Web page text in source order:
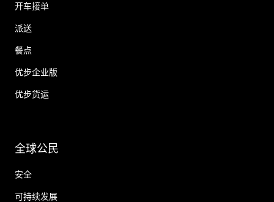
开车接单
派送
餐点
优步企业版
优步货运
全球公民
安全
可持续发展